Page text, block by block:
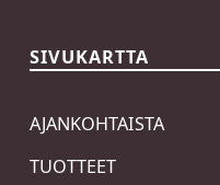
SIVUKARTTA
AJANKOHTAISTA
TUOTTEET